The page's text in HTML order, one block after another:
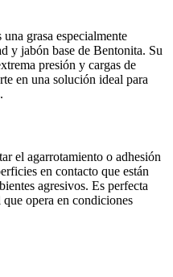
grasa especialmente
y jabón base de Bentonita. Su
presión y cargas de
en una solución ideal para
el agarrotamiento o adhesión
en contacto que están
agresivos. Es perfecta
opera en condiciones